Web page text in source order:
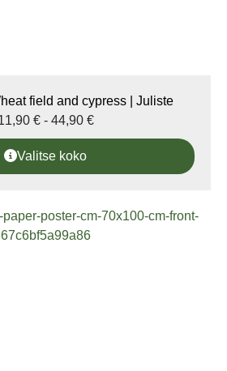
field and cypress | Juliste
€ - 44,90 €
Valitse koko